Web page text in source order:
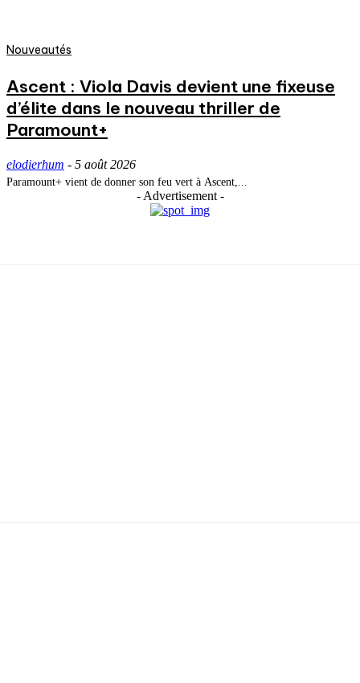
Nouveautés
Ascent : Viola Davis devient une fixeuse
d’élite dans le nouveau thriller de
Paramount+
elodierhum - 5 août 2026
Paramount+ vient de donner son feu vert à Ascent,...
- Advertisement -